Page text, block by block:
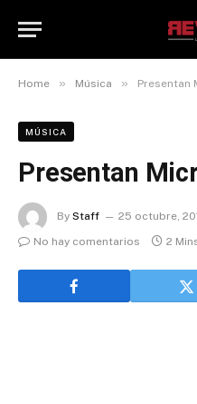
Home » Música » Presentan
MÚSICA
Presentan
By Staff 25 octubre,
No hay comentarios
2